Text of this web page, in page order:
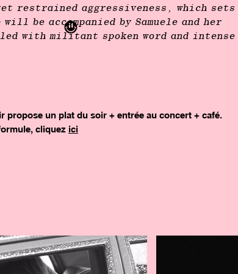
restrained aggressiveness, which sets
be accompanied by Samuele and her
with militant spoken word and intense
propose un plat du soir + entrée au concert + café.
cliquez ici